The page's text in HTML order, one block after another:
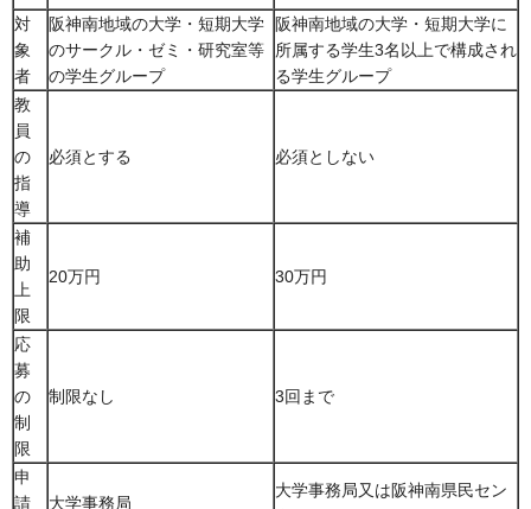
対
象
者
阪神南地域の大学・短期大学
のサークル・ゼミ・研究室等
の学生グループ
阪神南地域の大学・短期大学に
所属する学生3名以上で構成され
る学生グループ
教
員
の
指
導
必須とする 必須としない
補
助
上
限
20万円 30万円
応
募
の
制
限
制限なし 3回まで
申
請
大学事務局
大学事務局又は阪神南県民セン